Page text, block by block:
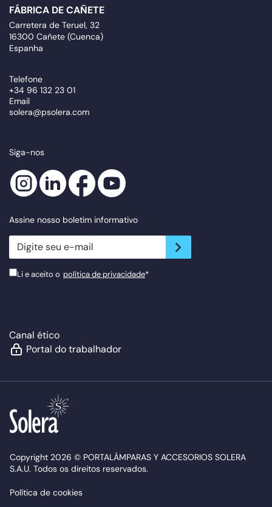
FÁBRICA DE CAÑETE
Carretera de Teruel, 32
16300 Cañete (Cuenca)
Espanha
Telefone
+34 96 132 23 01
Email
solera@psolera.com
Siga-nos
Assine nosso boletim informativo
newsletter.suscribe
Li e aceito o política de privacidade*
Canal ético
Portal do trabalhador
Copyright 2026 © PORTALÁMPARAS Y ACCESORIOS SOLERA
S.A.U. Todos os direitos reservados.
Política de cookies